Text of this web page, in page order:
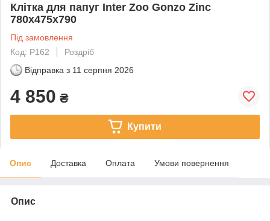
Клітка для папуг Inter Zoo Gonzo Zinc
780x475x790
Під замовлення
Код: P162
Роздріб
Відправка з 11 серпня 2026
4 850 ₴
Купити
Опис Доставка Оплата Умови повернення
Опис